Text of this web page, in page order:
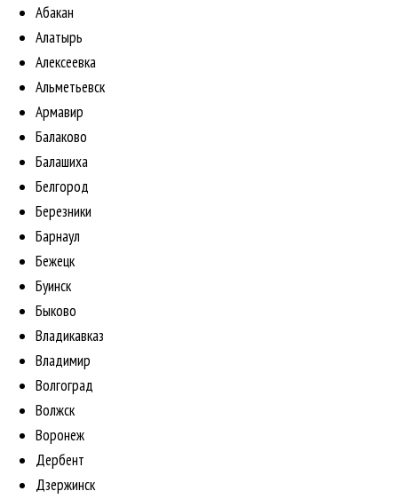
Абакан
Алатырь
Алексеевка
Альметьевск
Армавир
Балаково
Балашиха
Белгород
Березники
Барнаул
Бежецк
Буинск
Быково
Владикавказ
Владимир
Волгоград
Волжск
Воронеж
Дербент
Дзержинск